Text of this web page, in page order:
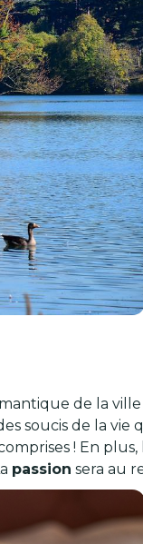
de la
soucis de la vie
! En
passion sera au